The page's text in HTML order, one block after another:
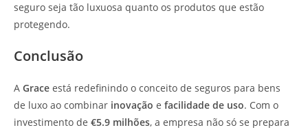
seguro seja tão luxuosa quanto os produtos que estão
protegendo.
Conclusão
A Grace está redefinindo o conceito de seguros para bens
de luxo ao combinar inovação e facilidade de uso. Com o
investimento de €5.9 milhões, a empresa não só se prepara